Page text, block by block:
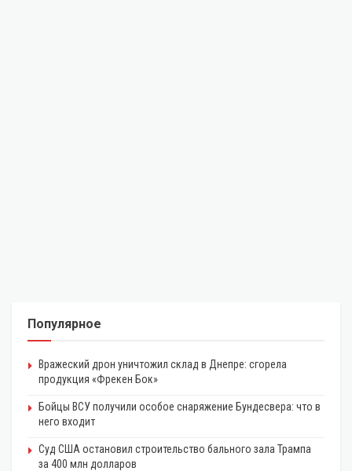
Популярное
Вражеский дрон уничтожил склад в Днепре: сгорела
продукция «Фрекен Бок»
Бойцы ВСУ получили особое снаряжение Бундесвера: что в
него входит
Суд США остановил строительство бального зала Трампа
за 400 млн долларов